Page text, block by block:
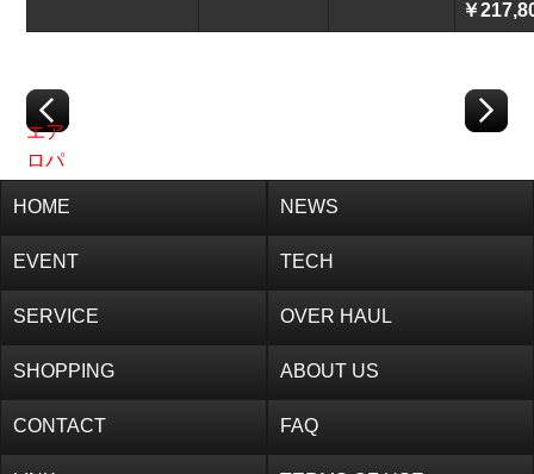
LINK TERMS OF USE
￥
エア
ロパ
価格
のお
HOME NEWS
EVENT TECH
SERVICE OVER HAUL
SHOPPING ABOUT US
CONTACT FAQ